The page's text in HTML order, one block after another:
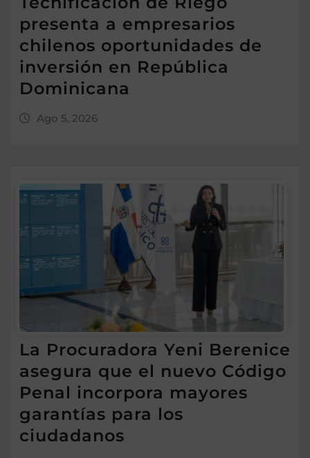
presenta a empresarios
chilenos oportunidades de
inversión en República
Dominicana
Ago 5, 2026
La Procuradora Yeni Berenice
asegura que el nuevo Código
Penal incorpora mayores
garantías para los
ciudadanos